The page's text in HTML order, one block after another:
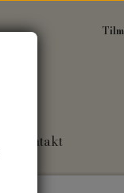
Kontakt